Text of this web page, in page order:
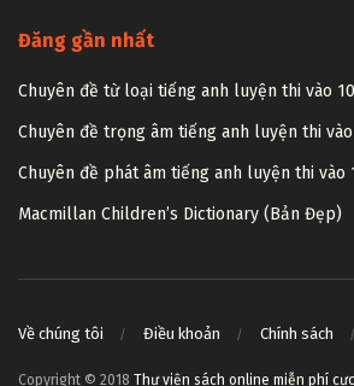
Đăng gần nhất
Chuyên đề từ loại tiếng anh luyện thi vào 10
Chuyên đề trọng âm tiếng anh luyện thi
Chuyên đề phát âm tiếng anh luyện thi vào
Macmillan Children’s Dictionary (Bản Đẹp)
Về chúng tôi Điều khoản Chính sách
Copyright © 2018 Thư viện sách online miễn phí